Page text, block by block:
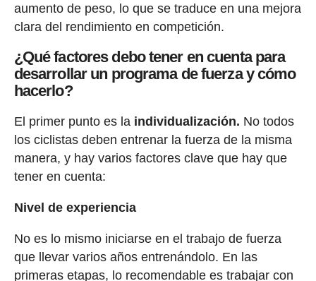
aumento de peso, lo que se traduce en una mejora
clara del rendimiento en competición.
¿Qué factores debo tener en cuenta para
desarrollar un programa de fuerza y cómo
hacerlo?
El primer punto es la individualización. No todos
los ciclistas deben entrenar la fuerza de la misma
manera, y hay varios factores clave que hay que
tener en cuenta:
Nivel de experiencia
No es lo mismo iniciarse en el trabajo de fuerza
que llevar varios años entrenándolo. En las
primeras etapas, lo recomendable es trabajar con